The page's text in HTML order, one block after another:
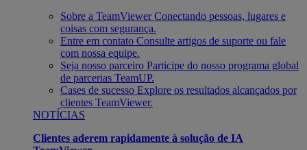
Sobre a TeamViewer Conectando pessoas, lugares e
coisas com segurança.
Entre em contato Consulte artigos de suporte ou fale
com nossa equipe.
Seja nosso parceiro Participe do nosso programa global
de parcerias TeamUP.
Cases de sucesso Explore os resultados alcançados por
clientes TeamViewer.
NOTÍCIAS
Clientes aderem rapidamente à solução de IA